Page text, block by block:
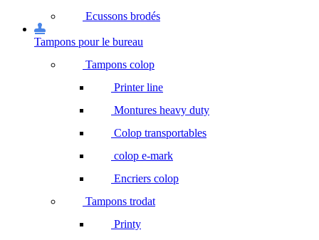
Ecussons brodés
Tampons pour le bureau
Tampons colop
Printer line
Montures heavy duty
Colop transportables
colop e-mark
Encriers colop
Tampons trodat
Printy